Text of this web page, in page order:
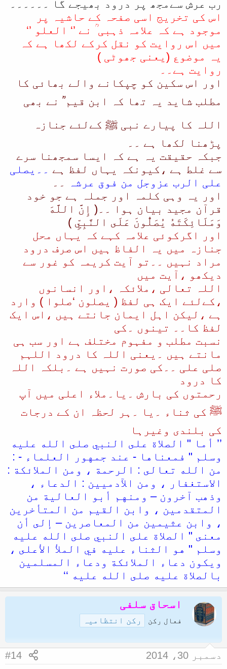
رب عرش سےمجھ پر درود بھیجے گا ۔۔۔۔۔۔
اس کی تخریج اسی صفحہ کے حاشیہ پر
موجود ہے کہ علامہ ذہبی ؒ نے ’‘ العلو ’‘
میں اس روایت کو نقل کرکے لکھا ہے کہ
یہ موضوع (یعنی جھوٹی )
روایت ہے۔۔
اور اس سکین کو چپکانے والے بھائی کا
مطلب شاید یہ تھا کہ ابن قیم ؒ نے بھی
اللہ کا پیارے نبی ﷺ کےلئے جنازہ
پڑھنا لکھا ہے ۔۔
جبکہ حقیقت یہ ہے کہ ایسا سمجھنا سرے
سے غلط ہے ،کیونکہ یہاں لفظ ہے ۔۔یصلی
علی الرب عزوجل من فوق عرشہ
۔۔
اور یہ وہی کلمہ اور جملہ ہے جو خود
قرآن مجید بیان ہوا ۔۔( إِنَّ اللَّهَ
وَمَلَائِكَتَهُ يُصَلُّونَ عَلَى النَّبِيِّ )
اور اگرکوئی علامہ کہے کہ یہاں محل
جنازہ میں یہ الفاظ ہیں اس صرف درود
مراد نہیں ۔۔تو آیت کریمہ کو غور سے
دیکھو ،آیت میں
اللہ تعالی ،ملائکہ ،اور انسانوں
،کےلئے ایک ہی لفظ ( یصلون ‘صلوا ) وارد
ہے ،لیکن اہل ایمان جانتے ہیں ،اس ایک
لفظ کا۔۔ تینوں ۔کی
نسبت مطلب و مفہوم مختلف ہے اور سب ہی
مانتے ہیں ۔یعنی اللہ کا درود اللہم
صلی علی ۔۔کی صورت نہیں ہے ۔بلکہ اللہ
کا درود
رحمتوں کی بارش ۔یا۔ملاء اعلی میں آپ
ﷺ کی ثناء ۔یا ۔ہر لحظہ ان کے درجات
کی بلندی وغیرہا
’’ أما " الصلاة على النبي صلى الله عليه
وسلم " فمعناها - عند جمهور العلماء - :
من الله تعالى : الرحمة ، ومن الملائكة :
الاستغفار ، ومن الآدميين : الدعاء ،
وذهب آخرون – ومنهم أبو العالية من
المتقدمين ، وابن القيم من المتأخرين
، وابن عثيمين من المعاصرين – إلى أن
معنى " الصلاة على النبي صلى الله عليه
وسلم " هو الثناء عليه في الملأ الأعلى ،
ويكون دعاء الملائكة ودعاء المسلمين
بالصلاة عليه صلى الله عليه ‘‘
اسحاق سلفی
فعال رکن رکن انتظامیہ
دسمبر 30، 2014 #14